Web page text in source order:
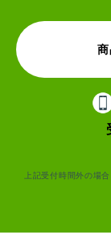
上記受付時間外の場